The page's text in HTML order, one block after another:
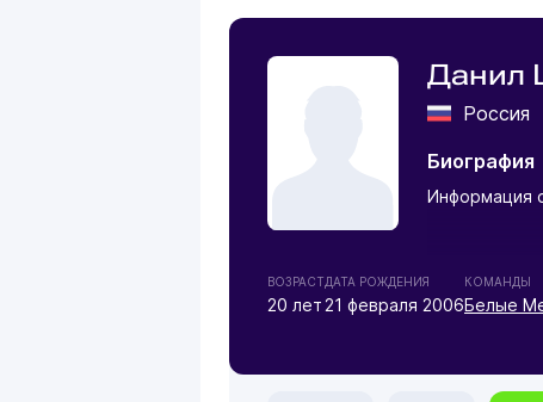
Данил
Россия
Биография
Информация
ВОЗРАСТ
20 лет
ДАТА РОЖДЕНИЯ
21 февраля 2006
КОМАНДЫ
Белые